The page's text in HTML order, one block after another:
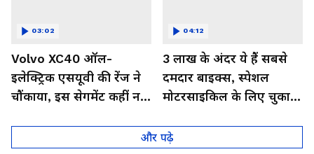
Volvo XC40 ऑल-
इलेक्ट्रिक एसयूवी की रेंज ने
चौंकाया, इस सेगमेंट कहीं नहीं
03:02
3 लाख के अंदर ये हैं सबसे
दमदार बाइक्स, स्पेशल
मोटरसाइकिल के लिए चुकाने
ऑप्शन
04:12
और पढ़े